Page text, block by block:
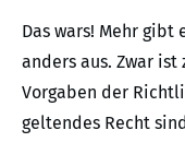
Das wars! Mehr gibt
anders aus. Zwar
Vorgaben der
geltendes Recht